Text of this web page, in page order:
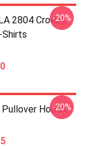
2804 Crosby,
Shirts
-20%
Hoodie
-20%